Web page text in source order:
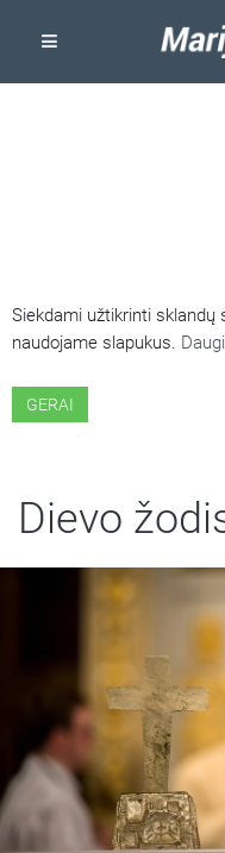
Siekdami užtikrinti sklandų
naudojame slapukus.
GERAI
Dievo